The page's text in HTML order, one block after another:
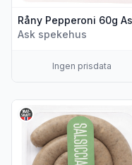
Råny Pepperoni 60g
Ask spekehus
Ingen prisdata
Vis flere detaljer for